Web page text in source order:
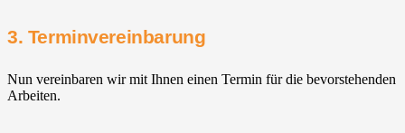
3. Terminvereinbarung
Nun vereinbaren wir mit Ihnen einen Termin für die bevorstehenden
Arbeiten.